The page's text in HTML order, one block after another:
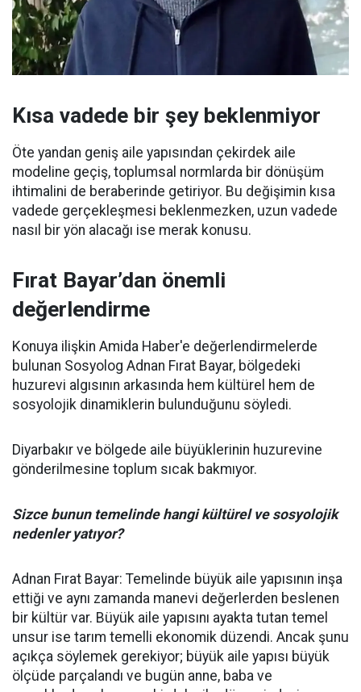
Kısa vadede bir şey beklenmiyor
Öte yandan geniş aile yapısından çekirdek aile
modeline geçiş, toplumsal normlarda bir dönüşüm
ihtimalini de beraberinde getiriyor. Bu değişimin kısa
vadede gerçekleşmesi beklenmezken, uzun vadede
nasıl bir yön alacağı ise merak konusu.
Fırat Bayar’dan önemli
değerlendirme
Konuya ilişkin Amida Haber'e değerlendirmelerde
bulunan Sosyolog Adnan Fırat Bayar, bölgedeki
huzurevi algısının arkasında hem kültürel hem de
sosyolojik dinamiklerin bulunduğunu söyledi.
Diyarbakır ve bölgede aile büyüklerinin huzurevine
gönderilmesine toplum sıcak bakmıyor.
Sizce bunun temelinde hangi kültürel ve sosyolojik
nedenler yatıyor?
Adnan Fırat Bayar: Temelinde büyük aile yapısının inşa
ettiği ve aynı zamanda manevi değerlerden beslenen
bir kültür var. Büyük aile yapısını ayakta tutan temel
unsur ise tarım temelli ekonomik düzendi. Ancak şunu
açıkça söylemek gerekiyor; büyük aile yapısı büyük
ölçüde parçalandı ve bugün anne, baba ve